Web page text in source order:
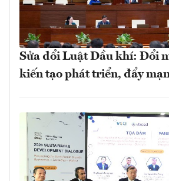
Sửa đổi Luật Dầu khí: Đổi
kiến tạo phát triển, đẩy